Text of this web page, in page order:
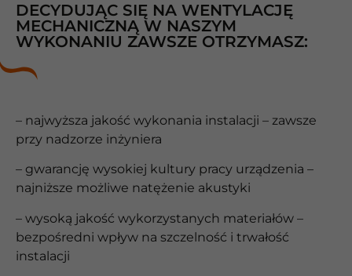
DECYDUJĄC SIĘ NA WENTYLACJĘ
MECHANICZNĄ W NASZYM
WYKONANIU ZAWSZE OTRZYMASZ:
– najwyższa jakość wykonania instalacji – zawsze
przy nadzorze inżyniera
– gwarancję wysokiej kultury pracy urządzenia –
najniższe możliwe natężenie akustyki
– wysoką jakość wykorzystanych materiałów –
bezpośredni wpływ na szczelność i trwałość
instalacji